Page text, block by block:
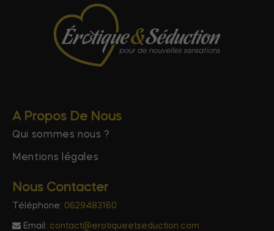
A Propos De Nous
Qui sommes nous ?
Mentions légales
Nous Contacter
Téléphone: 0629483160
Email: contact@erotiqueetseduction.com